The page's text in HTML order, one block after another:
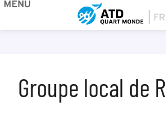
MENU
Groupe local de